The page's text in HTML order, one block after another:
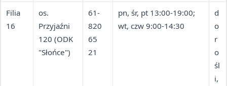
Filia
16
os.
Przyjaźni
120 (ODK
"Słońce")
61-
820
65
21
pn, śr, pt 13:00-19:00;
wt, czw 9:00-14:30
d
o
r
o
śl
i,